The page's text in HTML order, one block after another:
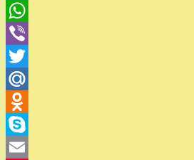
Telegram
WhatsApp
Viber
Twitter
Mail.Ru
Odnoklassniki
Skype